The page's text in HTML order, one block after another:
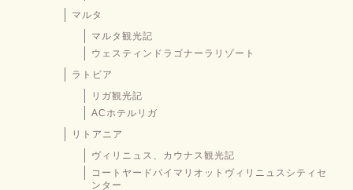
マルタ
マルタ観光記
ウェスティンドラゴナーラリゾート
ラトビア
リガ観光記
ACホテルリガ
リトアニア
ヴィリニュス、カウナス観光記
コートヤードバイマリオットヴィリニュスシティセ
ンター